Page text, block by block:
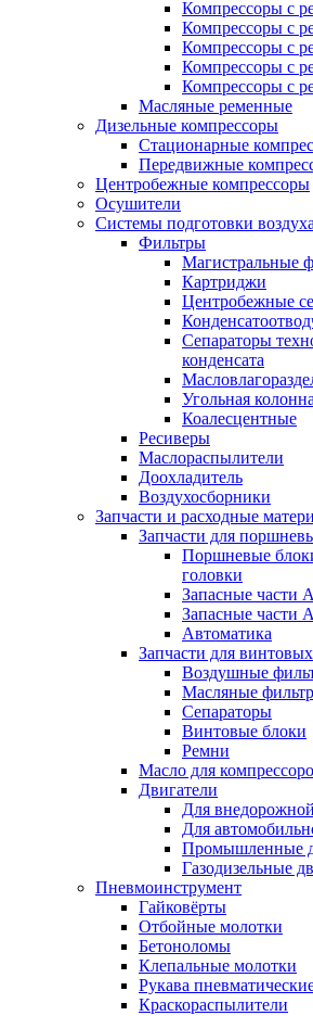
Компрессоры с
Компрессоры с
Компрессоры с
Компрессоры с
Компрессоры с
Масляные ременные
Дизельные компрессоры
Стационарные
Передвижные
Центробежные компрессоры
Осушители
Системы подготовки воздуха
Фильтры
Магистральные
Картриджи
Центробежные
Сепараторы
конденсата
Угольная колонна
Коалесцентные
Ресиверы
Маслораспылители
Доохладитель
Воздухосборники
Запчасти и расходные
Запчасти для
Поршневые
головки
Запасные части
Запасные части
Автоматика
Запчасти для
Воздушные
Масляные
Сепараторы
Винтовые блоки
Ремни
Масло для
Двигатели
Для
Для
Промышленные
Газодизельные
Пневмоинструмент
Гайковёрты
Отбойные молотки
Бетоноломы
Клепальные молотки
Рукава
Краскораспылители